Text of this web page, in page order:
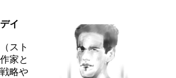
イ
スト
家と
略や